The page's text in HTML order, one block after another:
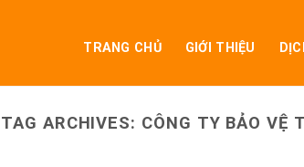
TRANG CHỦ GIỚI THIỆU
TAG ARCHIVES: CÔNG TY BẢO VỆ